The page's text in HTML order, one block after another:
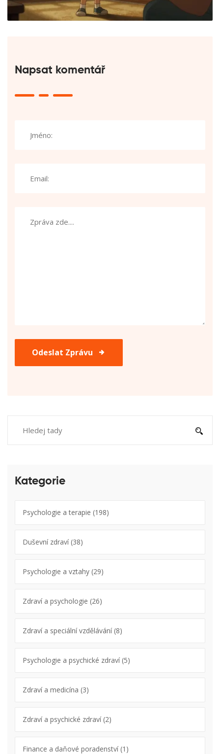
Napsat komentář
Odeslat Zprávu
Kategorie
Psychologie a terapie (198)
Duševní zdraví(38)
Psychologie a vztahy (29)
Zdraví a psychologie (26)
Zdraví a speciální vzdělávání(8)
Psychologie a psychické zdraví(5)
Zdraví a medicína (3)
Zdraví a psychické zdraví(2)
Finance a daňové poradenství(1)